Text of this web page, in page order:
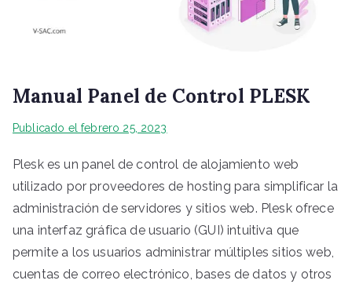
Manual Panel de Control PLESK
Publicado elfebrero 25, 2023
Plesk es un panel de control de alojamiento web
utilizado por proveedores de hosting para simplificar la
administración de servidores y sitios web. Plesk ofrece
una interfaz gráfica de usuario (GUI) intuitiva que
permite a los usuarios administrar múltiples sitios web,
cuentas de correo electrónico, bases de datos y otros